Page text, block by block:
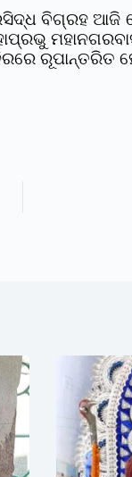
ବିଗ୍ରହ
ରୂପାନ୍ତରିତ